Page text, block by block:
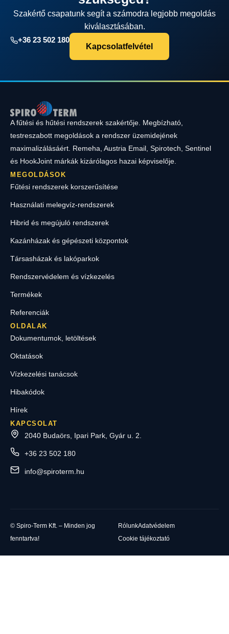
Szakértő csapatunk segít a számodra legjobb megoldás
kiválasztásában.
+36 23 502 180
Kapcsolatfelvétel
A fűtési és hűtési rendszerek szakértője. Megbízható,
testreszabott megoldások a rendszer üzemidejének
maximalizálásáért. Remeha, Austria Email, Spirotech, Sentinel
és HookJoint márkák kizárólagos hazai képviselője.
MEGOLDÁSOK
Fűtési rendszerek korszerűsítése
Használati melegvíz-rendszerek
Hibrid és megújuló rendszerek
Kazánházak és gépészeti központok
Társasházak és lakóparkok
Rendszervédelem és vízkezelés
Termékek
Referenciák
OLDALAK
Dokumentumok, letöltések
Oktatások
Vízkezelési tanácsok
Hibakódok
Hírek
KAPCSOLAT
2040 Budaörs, Ipari Park, Gyár u. 2.
+36 23 502 180
info@spiroterm.hu
© Spiro-Term Kft. – Minden jog
fenntartva!
RólunkAdatvédelem
Cookie tájékoztató